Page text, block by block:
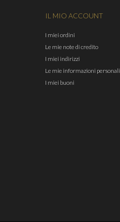
IL MIO ACCOUNT
I miei ordini
Le mie note di credito
I miei indirizzi
Le mie informazioni personali
I miei buoni